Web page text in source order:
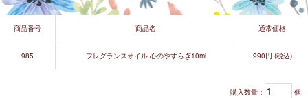
商品番号 商品名 通常価格
985 フレグランスオイル 心のやすらぎ10ml 990円 (税込)
購入数量： 個